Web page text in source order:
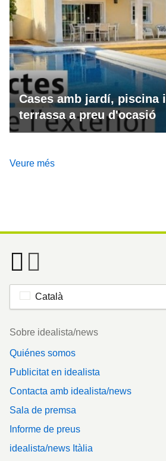
Cases amb jardí, piscina i
terrassa a preu d'ocasió
Veure més
Català
Footer
Sobre idealista/news
Quiénes somos
Publicitat en idealista
Contacta amb idealista/news
Sala de premsa
Informe de preus
idealista/news Itàlia